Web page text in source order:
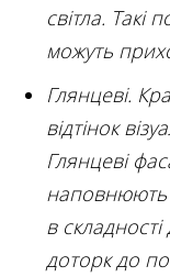
світла. Такі
можуть
Глянцеві.
відтінок
Глянцеві
наповнюють
в
доторк до